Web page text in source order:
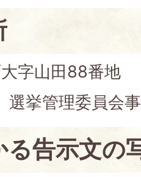
字山田88番地
挙管理委員会
る告示文の